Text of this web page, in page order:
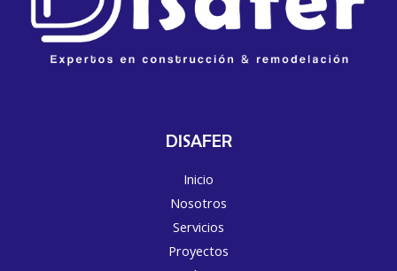
DISAFER
Inicio
Nosotros
Servicios
Proyectos